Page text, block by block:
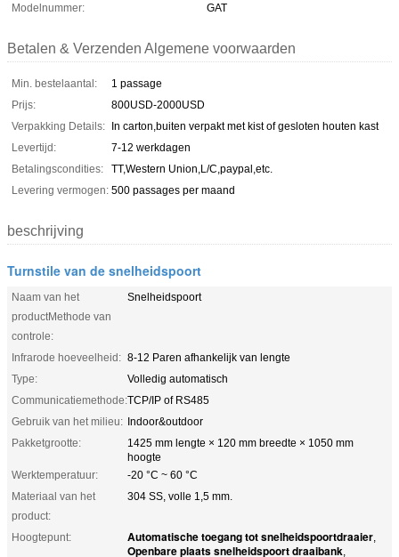
Modelnummer:
GAT
Betalen & Verzenden Algemene voorwaarden
Min. bestelaantal:
1 passage
Prijs:
800USD-2000USD
Verpakking Details: In carton,buiten verpakt met kist of gesloten houten kast
Levertijd:
7-12 werkdagen
Betalingscondities:
TT,Western Union,L/C,paypal,etc.
Levering vermogen: 500 passages per maand
beschrijving
Turnstile van de snelheidspoort
Naam van het
productMethode van
controle:
Snelheidspoort
Infrarode hoeveelheid: 8-12 Paren afhankelijk van lengte
Type:
Volledig automatisch
Communicatiemethode:TCP/IP of RS485
Gebruik van het milieu: Indoor&outdoor
Pakketgrootte:
1425 mm lengte × 120 mm breedte × 1050 mm
hoogte
Werktemperatuur:
-20 °C ~ 60 °C
Materiaal van het
product:
304 SS, volle 1,5 mm.
Hoogtepunt: Automatische toegang tot snelheidspoortdraaier,
Openbare plaats snelheidspoort draaibank,